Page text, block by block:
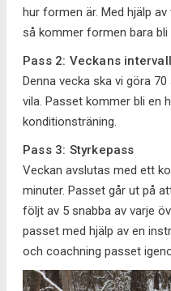
hur formen är. Med hjälp
så kommer formen bara bli
Pass 2: Veckans
Denna vecka ska vi göra
vila. Passet kommer bli en
konditionsträning.
Pass 3: Styrkepass
Veckan avslutas med ett
minuter. Passet går ut på
följt av 5 snabba av varje
passet med hjälp av en
och coachning passet